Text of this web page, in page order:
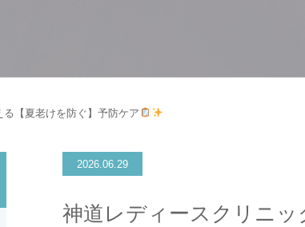
【夏老けを防ぐ】予防ケア
2026.06.29
神道レディースクリニ